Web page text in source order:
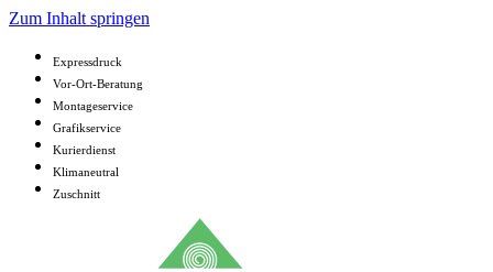
Zum Inhalt springen
Expressdruck
Vor-Ort-Beratung
Montageservice
Grafikservice
Kurierdienst
Klimaneutral
Zuschnitt